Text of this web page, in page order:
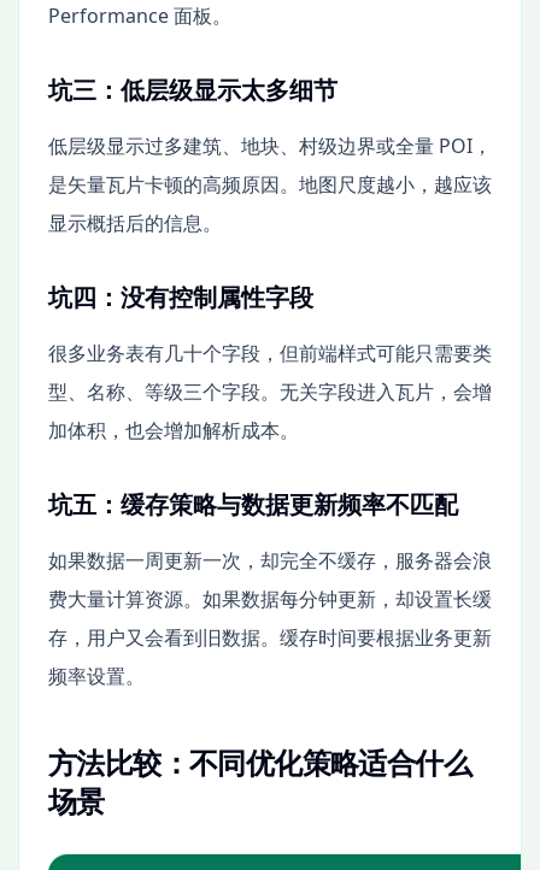
Performance 面板。
坑三：低层级显示太多细节
低层级显示过多建筑、地块、村级边界或全量 POI，
是矢量瓦片卡顿的高频原因。地图尺度越小，越应该
显示概括后的信息。
坑四：没有控制属性字段
很多业务表有几十个字段，但前端样式可能只需要类
型、名称、等级三个字段。无关字段进入瓦片，会增
加体积，也会增加解析成本。
坑五：缓存策略与数据更新频率不匹配
如果数据一周更新一次，却完全不缓存，服务器会浪
费大量计算资源。如果数据每分钟更新，却设置长缓
存，用户又会看到旧数据。缓存时间要根据业务更新
频率设置。
方法比较：不同优化策略适合什么
场景